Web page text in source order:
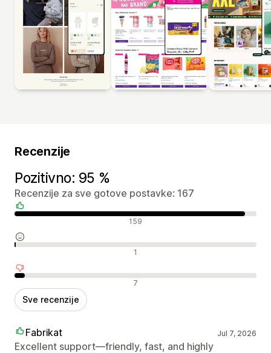
Recenzije
Pozitivno: 95 %
Recenzije za sve gotove postavke: 167
Pozitivne recenzije 159
Neutralne recenzije 1
Negativne recenzije 7
Sve recenzije
Fabrikat Jul 7, 2026
Excellent support—friendly, fast, and highly